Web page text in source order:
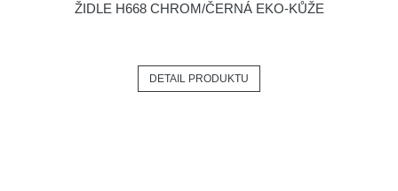
ŽIDLE H668 CHROM/ČERNÁ EKO-KŮŽE
DETAIL PRODUKTU